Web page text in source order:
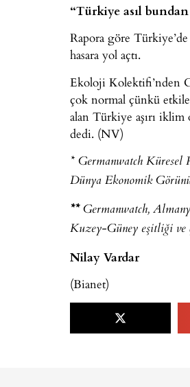
“Türkiye asıl
Rapora göre Türkiye’de
hasara yol açtı.
Ekoloji Kolektifi’nden
çok normal çünkü
alan Türkiye aşırı iklim
dedi. (NV)
* Germanwatch
Dünya Ekonomik
**Germanwatch,
Kuzey-Güney eşitliği ve
Nilay Vardar
(Bianet)